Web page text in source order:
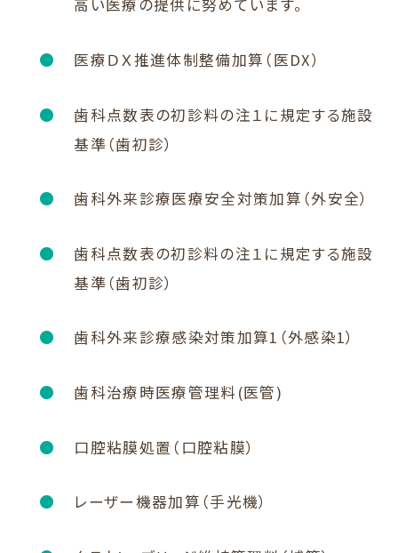
高い医療の提供に努めています。
医療ＤＸ推進体制整備加算（医DX）
歯科点数表の初診料の注１に規定する施設
基準（歯初診）
歯科外来診療医療安全対策加算（外安全）
歯科点数表の初診料の注１に規定する施設
基準（歯初診）
歯科外来診療感染対策加算1（外感染1）
歯科治療時医療管理料(医管)
口腔粘膜処置（口腔粘膜）
レーザー機器加算（手光機）